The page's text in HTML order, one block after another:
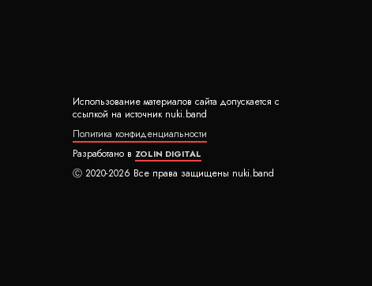
Использование материалов сайта допускается с
ссылкой на источник nuki.band
Политика конфиденциальности
Разработано в ZOLIN DIGITAL
Ⓒ 2020-2026 Все права защищены nuki.band